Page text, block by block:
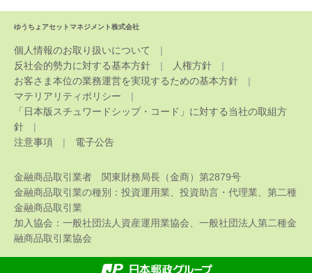
ゆうちょアセットマネジメント株式会社
個人情報のお取り扱いについて
反社会的勢力に対する基本方針
人権方針
お客さま本位の業務運営を実現するための基本方針
マテリアリティポリシー
「日本版スチュワードシップ・コード」に対する当社の取組方
針
注意事項
電子公告
金融商品取引業者 関東財務局長（金商）第2879号
金融商品取引業の種別：投資運用業、投資助言・代理業、第二種
金融商品取引業
加入協会：一般社団法人資産運用業協会、一般社団法人第二種金
融商品取引業協会